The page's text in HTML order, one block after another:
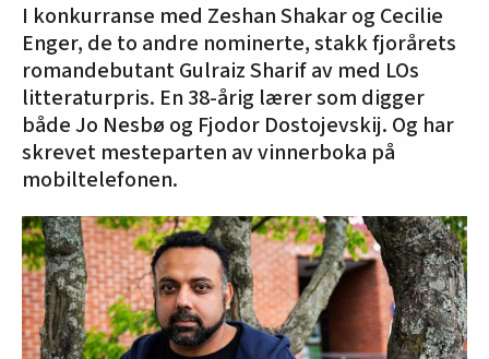
I konkurranse med Zeshan Shakar og Cecilie
Enger, de to andre nominerte, stakk fjorårets
romandebutant Gulraiz Sharif av med LOs
litteraturpris. En 38-årig lærer som digger
både Jo Nesbø og Fjodor Dostojevskij. Og har
skrevet mesteparten av vinnerboka på
mobiltelefonen.